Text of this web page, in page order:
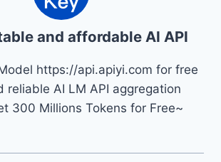
and affordable AI API
https://api.apiyi.com for free
reliable AI LM API aggregation
300 Millions Tokens for Free~